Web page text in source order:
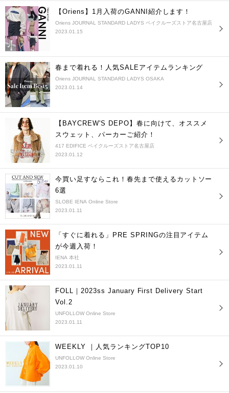
【Oriens】1月入荷のGANNI紹介します！
Oriens JOURNAL STANDARD LADYS ベイクルーズストア名古屋店
2023.01.15
春まで着れる！人気SALEアイテムランキング
Oriens JOURNAL STANDARD LADYS OSAKA
2023.01.14
【BAYCREW'S DEPO】春に向けて、オススメ
スウェット、パーカーご紹介！
417 EDIFICE ベイクルーズストア名古屋店
2023.01.12
今買い足すならこれ！春先まで使えるカットソー
6選
SLOBE IENA Online Store
2023.01.11
「すぐに着れる」PRE SPRINGの注目アイテム
が今週入荷！
IENA 本社
2023.01.11
FOLL｜2023ss January First Delivery Start
Vol.2
UNFOLLOW Online Store
2023.01.11
WEEKLY ｜人気ランキングTOP10
UNFOLLOW Online Store
2023.01.10